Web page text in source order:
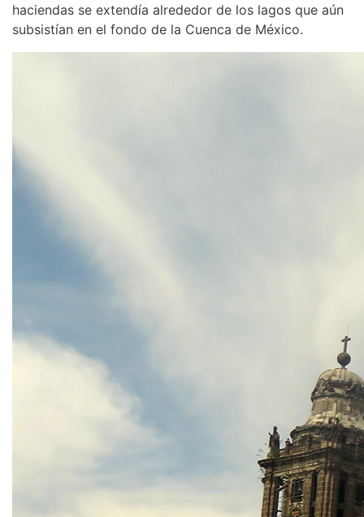
haciendas se extendía alrededor de los lagos que aún
subsistían en el fondo de la Cuenca de México.